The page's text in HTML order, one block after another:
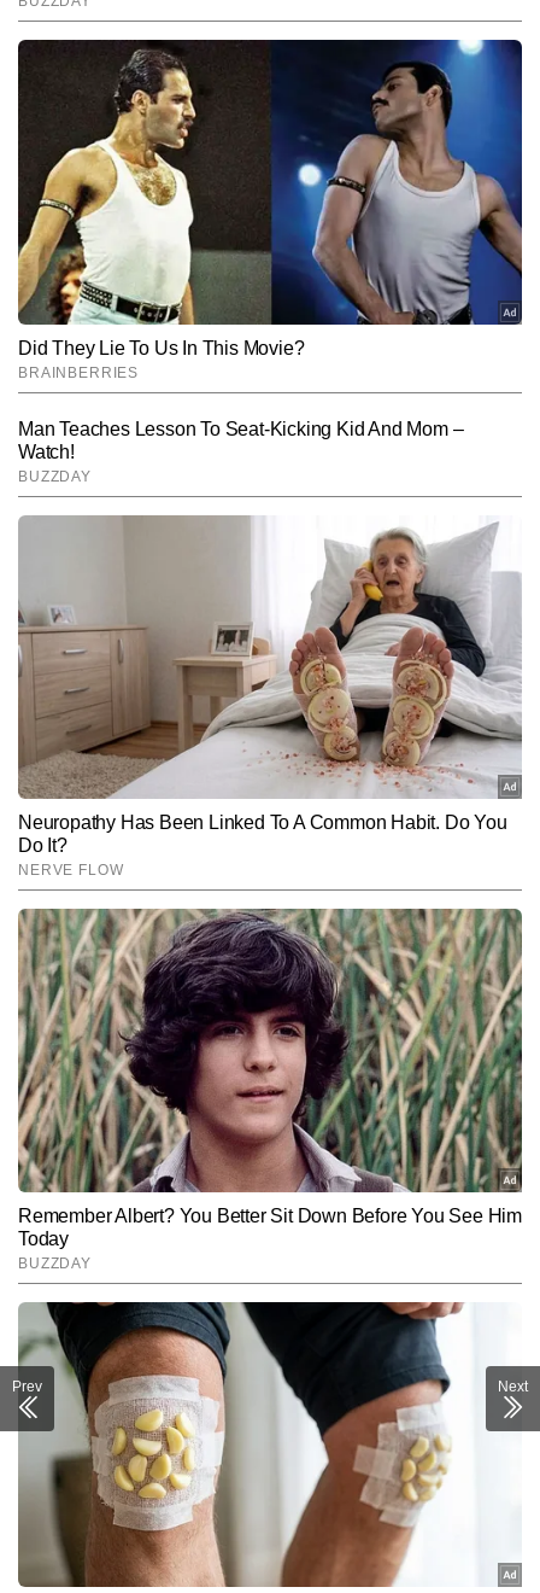
नितिन अरोड़ा
नितिन अरोड़ा टाइम्स नाउ नवभारत में न्यूज डेस्क पर सीनियर कॉपी एडिटर के रूप
में कार्यरत हैं। मीडिया में उनका 6 वर्षों का अनुभव है। वह राजनीति, देश–विदेश की
बड़ी घटनाओं और समसामयिक मुद्दों को गहराई से समझकर उन्हें सटीक और सरल
भाषा में प्रस्तुत करने में माहिर हैं। उन्होंने अपने करियर में लगातार करंट अफेयर्स,
पॉलिटिकल डेवलपमेंट्स, डिप्लोमैटिक घटनाएं और डिफेंस सेक्टर से जुड़े विषयों पर
प्रभावशाली कॉन्टेंट तैयार किया है और अबतक 6 हजार से अधिक आर्टिकल लिख
चुके हैं। विभिन्न टॉपिक्स पर एक्सप्लेनेर, डेटा-आधारित रिपोर्ट्स और विश्लेषणात्मक
कॉपी लिखने में उनकी मजबूत पकड़ है।
Follow Us:
Subscribe to our daily Newsletter!
Prev Next